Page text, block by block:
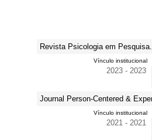
Revista Psicologia em Pesquisa.
Vínculo institucional
2023 - 2023
Journal Person-Centered &
Vínculo institucional
2021 - 2021